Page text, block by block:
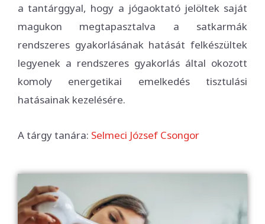
a tantárggyal, hogy a jógaoktató jelöltek saját
magukon megtapasztalva a satkarmák
rendszeres gyakorlásának hatását felkészültek
legyenek a rendszeres gyakorlás által okozott
komoly energetikai emelkedés tisztulási
hatásainak kezelésére.
A tárgy tanára: Selmeci József Csongor